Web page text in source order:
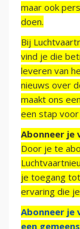
maar ook
doen.
Bij
vind je die
leveren van
nieuws over
maakt ons
een stap voor
Abonneer je
Door je te
je toegang
ervaring die
Abonneer je
een